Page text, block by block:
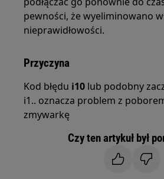
pewności, że wyeliminowano
nieprawidłowości.
Przyczyna
Kod błędu i10 lub podobny
i1.. oznacza problem z
zmywarkę
Czy ten artykuł był